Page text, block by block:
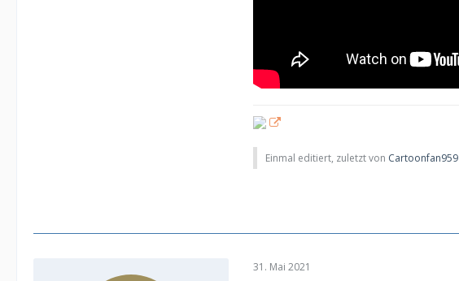
Einmal editiert, zuletzt von Cartoonfan959
31. Mai 2021